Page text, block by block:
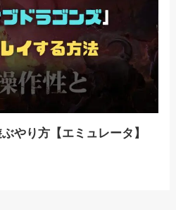
やり方【エミュレータ】